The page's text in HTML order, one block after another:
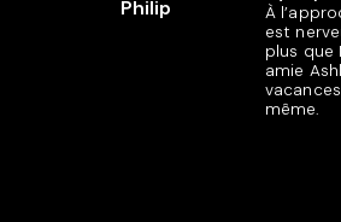
À
est
plus que
amie
même.